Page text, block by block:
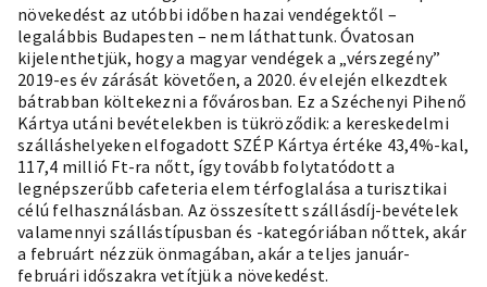
növekedést az utóbbi időben hazai vendégektől –
legalábbis Budapesten – nem láthattunk. Óvatosan
kijelenthetjük, hogy a magyar vendégek a „vérszegény”
2019-es év zárását követően, a 2020. év elején elkezdtek
bátrabban költekezni a fővárosban. Ez a Széchenyi Pihenő
Kártya utáni bevételekben is tükröződik: a kereskedelmi
szálláshelyeken elfogadott SZÉP Kártya értéke 43,4%-kal,
117,4 millió Ft-ra nőtt, így tovább folytatódott a
legnépszerűbb cafeteria elem térfoglalása a turisztikai
célú felhasználásban. Az összesített szállásdíj-bevételek
valamennyi szállástípusban és -kategóriában nőttek, akár
a februárt nézzük önmagában, akár a teljes január-
februári időszakra vetítjük a növekedést.